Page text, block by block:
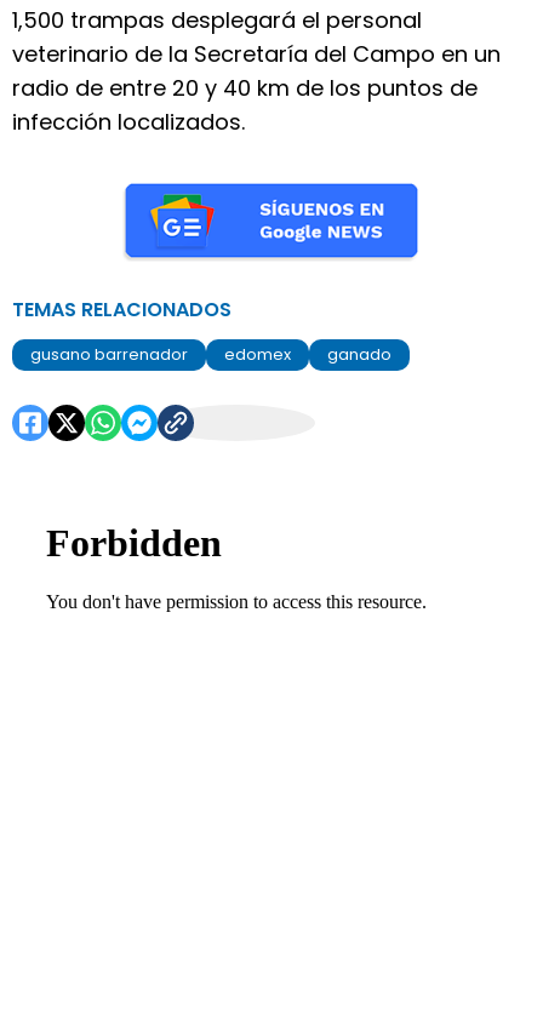
1,500 trampas desplegará el personal
veterinario de la Secretaría del Campo en un
radio de entre 20 y 40 km de los puntos de
infección localizados.
TEMAS RELACIONADOS
gusano barrenador edomex ganado